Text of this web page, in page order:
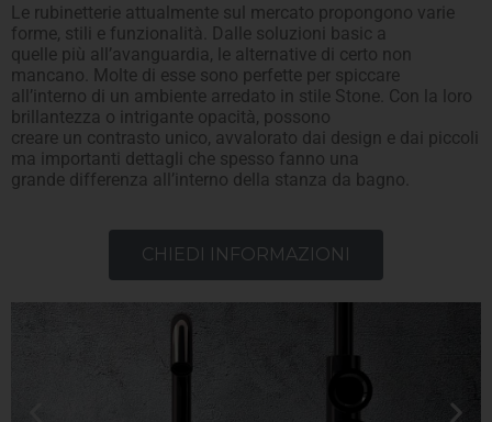
Le rubinetterie attualmente sul mercato propongono varie
forme, stili e funzionalità. Dalle soluzioni basic a
quelle più all’avanguardia, le alternative di certo non
mancano. Molte di esse sono perfette per spiccare
all’interno di un ambiente arredato in stile Stone. Con la loro
brillantezza o intrigante opacità, possono
creare un contrasto unico, avvalorato dai design e dai piccoli
ma importanti dettagli che spesso fanno una
grande differenza all’interno della stanza da bagno.
CHIEDI INFORMAZIONI